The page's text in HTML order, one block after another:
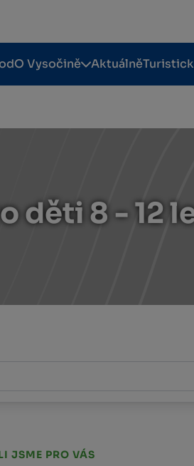
O Vysočině Aktuálně
děti 8 - 12
JSME PRO VÁS